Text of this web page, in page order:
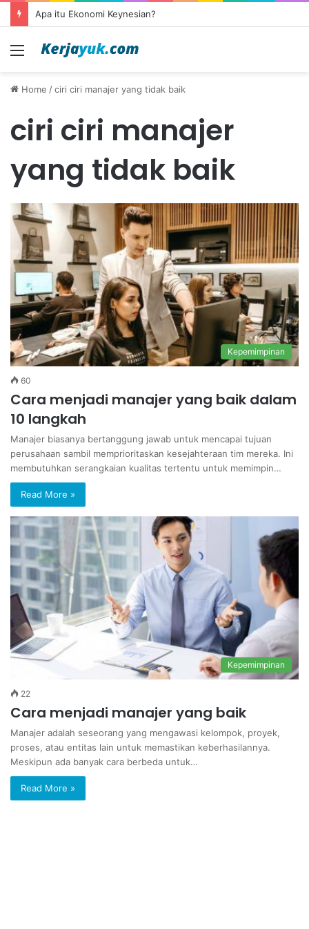
Apa itu Ekonomi Keynesian?
Menu
Home /ciri ciri manajer yang tidak baik
ciri ciri manajer
yang tidak baik
Kepemimpinan
60
Cara menjadi manajer yang baik dalam
10 langkah
Manajer biasanya bertanggung jawab untuk mencapai tujuan
perusahaan sambil memprioritaskan kesejahteraan tim mereka. Ini
membutuhkan serangkaian kualitas tertentu untuk memimpin…
Read More »
Kepemimpinan
22
Cara menjadi manajer yang baik
Manajer adalah seseorang yang mengawasi kelompok, proyek,
proses, atau entitas lain untuk memastikan keberhasilannya.
Meskipun ada banyak cara berbeda untuk…
Read More »